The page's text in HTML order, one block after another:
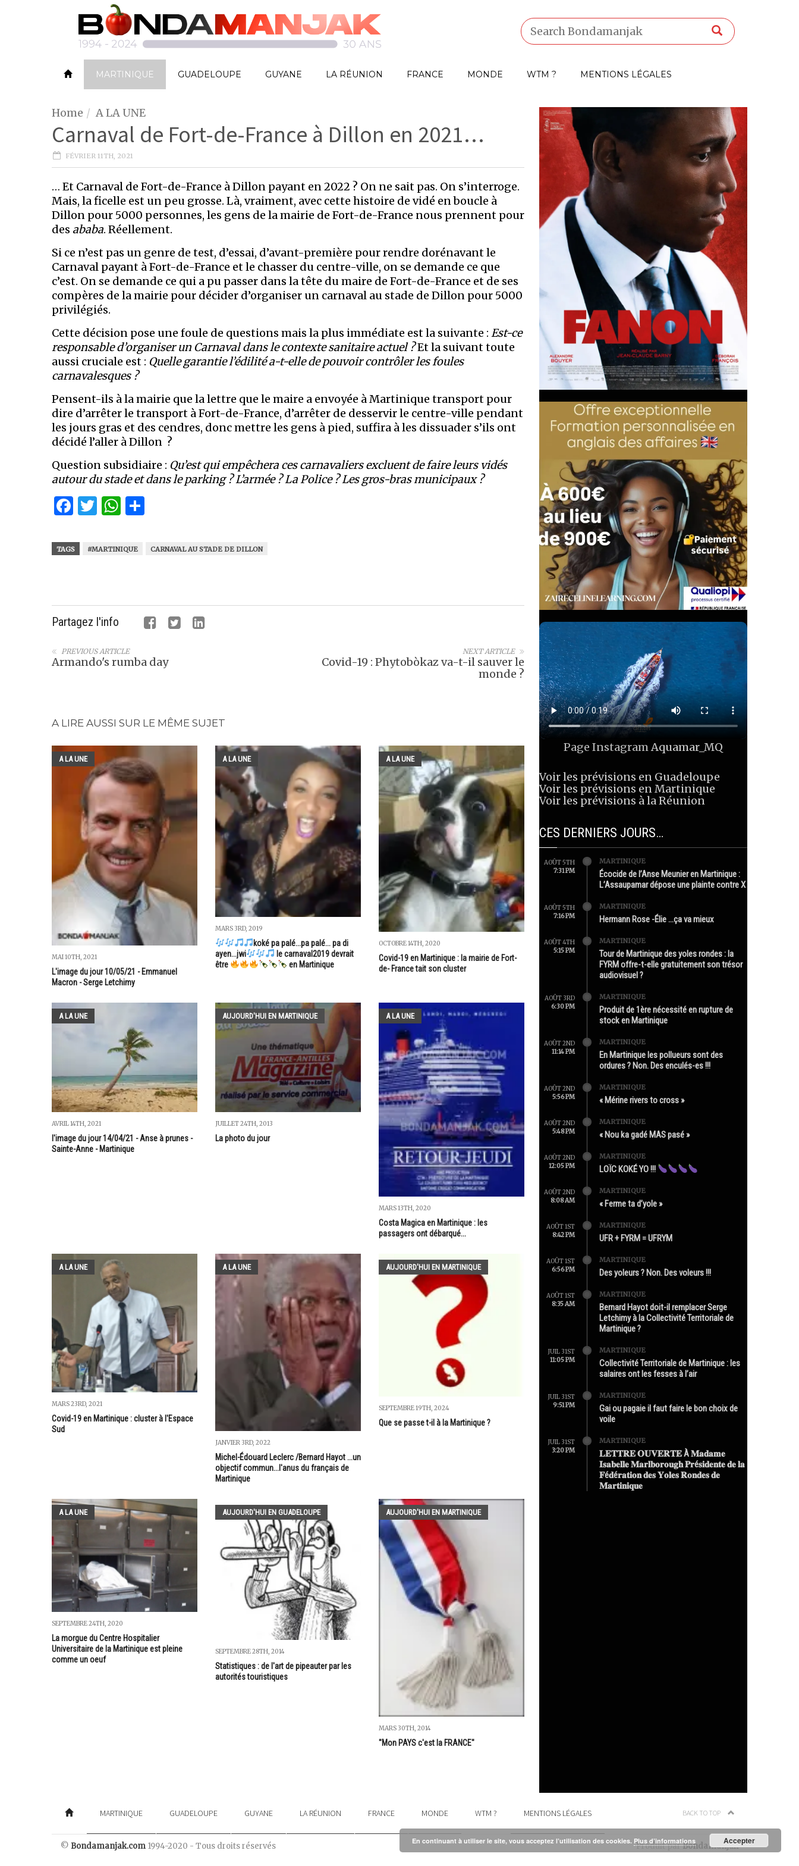
MARTINIQUE GUADELOUPE GUYANE LA RÉUNION FRANCE MONDE WTM ? MENTIONS LÉGALES
Home A LA UNE
Carnaval de Fort-de-France à Dillon en 2021…
FÉVRIER 11TH, 2021
… Et Carnaval de Fort-de-France à Dillon payant en 2022 ? On ne sait pas. On s’interroge.
Mais, la ficelle est un peu grosse. Là, vraiment, avec cette histoire de vidé en boucle à
Dillon pour 5000 personnes, les gens de la mairie de Fort-de-France nous prennent pour
des ababa. Réellement.
Si ce n’est pas un genre de test, d’essai, d’avant-première pour rendre dorénavant le
Carnaval payant à Fort-de-France et le chasser du centre-ville, on se demande ce que
c’est. On se demande ce qui a pu passer dans la tête du maire de Fort-de-France et de ses
compères de la mairie pour décider d’organiser un carnaval au stade de Dillon pour 5000
privilégiés.
Cette décision pose une foule de questions mais la plus immédiate est la suivante : Est-ce
responsable d’organiser un Carnaval dans le contexte sanitaire actuel ?Et la suivant toute
aussi cruciale est : Quelle garantie l’édilité a-t-elle de pouvoir contrôler les foules
carnavalesques ?
Pensent-ils à la mairie que la lettre que le maire a envoyée à Martinique transport pour
dire d’arrêter le transport à Fort-de-France, d’arrêter de desservir le centre-ville pendant
les jours gras et des cendres, donc mettre les gens à pied, suffira à les dissuader s’ils ont
décidé l’aller à Dillon ?
Question subsidiaire : Qu’est qui empêchera ces carnavaliers excluent de faire leurs vidés
autour du stade et dans le parking ? L’armée ? La Police ? Les gros-bras municipaux ?
Facebook
Twitter
WhatsApp
TAGS #MARTINIQUE CARNAVAL AU STADE DE DILLON
Partagez l'info
NEXT ARTICLE
Covid-19 : Phytobòkaz va-t-il sauver le
monde ?
PREVIOUS ARTICLE
Armando's rumba day
A LIRE AUSSI SUR LE MÊME SUJET
A LA UNE
MAI 10TH, 2021
L'image du jour 10/05/21 - Emmanuel
Macron - Serge Letchimy
A LA UNE
MARS 3RD, 2019
koké pa palé...pa palé... pa di
ayen...jwi
le carnaval2019 devrait
être
en Martinique
A LA UNE
OCTOBRE 14TH, 2020
Covid-19 en Martinique : la mairie de Fort-
de- France tait son cluster
A LA UNE
AVRIL 14TH, 2021
l'image du jour 14/04/21 - Anse à prunes -
Sainte-Anne - Martinique
AUJOURD'HUI EN MARTINIQUE
JUILLET 24TH, 2013
La photo du jour
A LA UNE
MARS 13TH, 2020
Costa Magica en Martinique : les
passagers ont débarqué...
A LA UNE
MARS 23RD, 2021
Covid-19 en Martinique : cluster à l'Espace
Sud
A LA UNE
JANVIER 3RD, 2022
Michel-Édouard Leclerc /Bernard Hayot ...un
objectif commun...l'anus du français de
Martinique
AUJOURD'HUI EN MARTINIQUE
SEPTEMBRE 19TH, 2024
Que se passe t-il à la Martinique ?
A LA UNE
SEPTEMBRE 24TH, 2020
La morgue du Centre Hospitalier
Universitaire de la Martinique est pleine
comme un oeuf
AUJOURD'HUI EN GUADELOUPE
SEPTEMBRE 28TH, 2014
Statistiques : de l'art de pipeauter par les
autorités touristiques
AUJOURD'HUI EN MARTINIQUE
MARS 30TH, 2014
"Mon PAYS c'est la FRANCE"
Page InstagramAquamar_MQ
Voir les prévisions en Guadeloupe
Voir les prévisions en Martinique
Voir les prévisions à la Réunion
CES DERNIERS JOURS…
AOÛT 5TH
7:31 PM
MARTINIQUE
Écocide de l’Anse Meunier en Martinique :
L’Assaupamar dépose une plainte contre X
AOÛT 5TH
7:16 PM
MARTINIQUE
Hermann Rose -Élie …ça va mieux
AOÛT 4TH
5:15 PM
MARTINIQUE
Tour de Martinique des yoles rondes : la
FYRM offre-t-elle gratuitement son trésor
audiovisuel ?
AOÛT 3RD
6:30 PM
MARTINIQUE
Produit de 1ère nécessité en rupture de
stock en Martinique
AOÛT 2ND
11:14 PM
MARTINIQUE
En Martinique les pollueurs sont des
ordures ? Non. Des enculés-es !!!
AOÛT 2ND
5:56 PM
MARTINIQUE
« Mérine rivers to cross »
AOÛT 2ND
5:48 PM
MARTINIQUE
« Nou ka gadé MAS pasé »
AOÛT 2ND
12:05 PM
MARTINIQUE
LOÏC KOKÉ YO !!!
AOÛT 2ND
8:08 AM
MARTINIQUE
« Ferme ta d’yole »
AOÛT 1ST
8:42 PM
MARTINIQUE
UFR + FYRM = UFRYM
AOÛT 1ST
6:56 PM
MARTINIQUE
Des yoleurs ? Non. Des voleurs !!!
AOÛT 1ST
8:35 AM
MARTINIQUE
Bernard Hayot doit-il remplacer Serge
Letchimy à la Collectivité Territoriale de
Martinique ?
JUIL 31ST
11:05 PM
MARTINIQUE
Collectivité Territoriale de Martinique : les
salaires ont les fesses à l’air
JUIL 31ST
9:51 PM
MARTINIQUE
Gai ou pagaie il faut faire le bon choix de
voile
JUIL 31ST
3:20 PM
MARTINIQUE
𝐋𝐄𝐓𝐓𝐑𝐄 𝐎𝐔𝐕𝐄𝐑𝐓𝐄 À 𝐌𝐚𝐝𝐚𝐦𝐞
𝐈𝐬𝐚𝐛𝐞𝐥𝐥𝐞 𝐌𝐚𝐫𝐥𝐛𝐨𝐫𝐨𝐮𝐠𝐡 𝐏𝐫é𝐬𝐢𝐝𝐞𝐧𝐭𝐞 𝐝𝐞 𝐥𝐚
𝐅é𝐝é𝐫𝐚𝐭𝐢𝐨𝐧 𝐝𝐞𝐬 𝐘𝐨𝐥𝐞𝐬 𝐑𝐨𝐧𝐝𝐞𝐬 𝐝𝐞
𝐌𝐚𝐫𝐭𝐢𝐧𝐢𝐪𝐮𝐞
MARTINIQUE GUADELOUPE GUYANE LA RÉUNION FRANCE MONDE WTM ? MENTIONS LÉGALES BACK TO TOP
© Bondamanjak.com 1994-2020 - Tous droits réservés Produit parBondamanjak
En continuant à utiliser le site, vous acceptez l’utilisation des cookies. Plus d’informations Accepter